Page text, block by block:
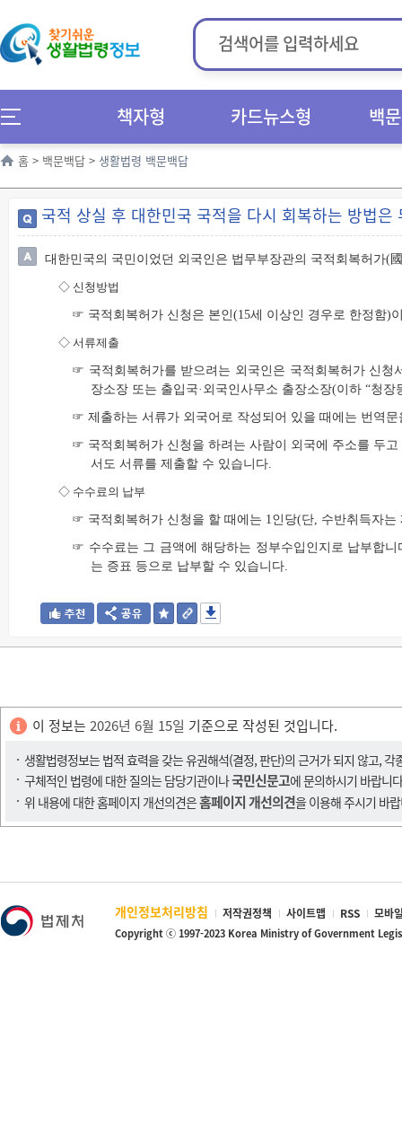
책자형 카드뉴스형 백
홈 > 백문백답 > 생활법령 백문백답
국적 상실 후 대한민국 국적을 다시 회복하는 방법은
대한민국의 국민이었던 외국인은 법무부장관의 국적회복허가(
◇ 신청방법
☞ 국적회복허가 신청은 본인(15세 이상인 경우로 한정함)
◇ 서류제출
☞ 국적회복허가를 받으려는 외국인은 국적회복허가 신청
장소장 또는 출입국·외국인사무소 출장소장(이하 “청
☞ 제출하는 서류가 외국어로 작성되어 있을 때에는 번역
☞ 국적회복허가 신청을 하려는 사람이 외국에 주소를 두
서도 서류를 제출할 수 있습니다.
◇ 수수료의 납부
☞ 국적회복허가 신청을 할 때에는 1인당(단, 수반취득자는
☞ 수수료는 그 금액에 해당하는 정부수입인지로 납부합
는 증표 등으로 납부할 수 있습니다.
이 정보는 2026년 6월 15일 기준으로 작성된 것입니다.
생활법령정보는 법적 효력을 갖는 유권해석(결정, 판단)의 근거가 되지 않고,
구체적인 법령에 대한 질의는 담당기관이나국민신문고에 문의하시기 바랍니
위 내용에 대한 홈페이지 개선의견은홈페이지 개선의견을 이용해 주시기 바
개인정보처리방침 저작권정책 사이트맵 RSS 모바
Copyright ⓒ 1997-2023 Korea Ministry of Government